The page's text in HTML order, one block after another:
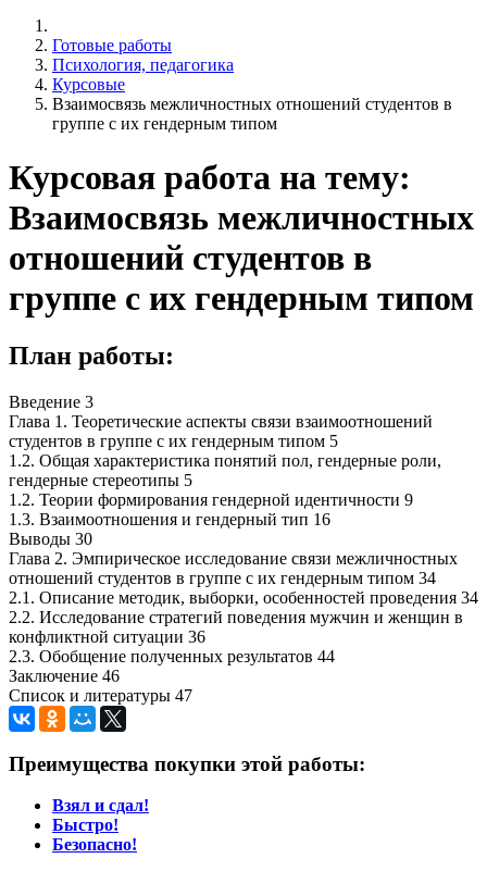
Готовые работы
Психология, педагогика
Курсовые
Взаимосвязь межличностных отношений студентов в
группе с их гендерным типом
Курсовая работа на тему:
Взаимосвязь межличностных
отношений студентов в
группе с их гендерным типом
План работы:
Введение 3
Глава 1. Теоретические аспекты связи взаимоотношений
студентов в группе с их гендерным типом 5
1.2. Общая характеристика понятий пол, гендерные роли,
гендерные стереотипы 5
1.2. Теории формирования гендерной идентичности 9
1.3. Взаимоотношения и гендерный тип 16
Выводы 30
Глава 2. Эмпирическое исследование связи межличностных
отношений студентов в группе с их гендерным типом 34
2.1. Описание методик, выборки, особенностей проведения 34
2.2. Исследование стратегий поведения мужчин и женщин в
конфликтной ситуации 36
2.3. Обобщение полученных результатов 44
Заключение 46
Список и литературы 47
Преимущества покупки этой работы:
Взял и сдал!
Быстро!
Безопасно!